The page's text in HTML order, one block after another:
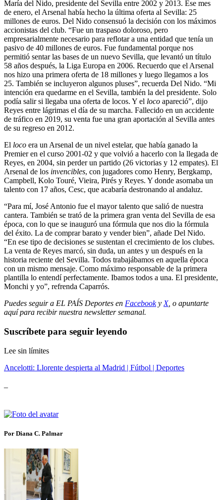
María del Nido, presidente del Sevilla entre 2002 y 2013. Ese mes
de enero, el Arsenal había hecho la última oferta al Sevilla: 25
millones de euros. Del Nido consensuó la decisión con los máximos
accionistas del club. “Fue un traspaso doloroso, pero
empresarialmente necesario para reflotar a una entidad que tenía un
pasivo de 40 millones de euros. Fue fundamental porque nos
permitió sentar las bases de un nuevo Sevilla, que levantó un título
58 años después, la Liga Europa en 2006. Recuerdo que el Arsenal
nos hizo una primera oferta de 18 millones y luego llegamos a los
25. También se incluyeron algunos pluses”, recuerda Del Nido. “Mi
intención era quedarme en el Sevilla, también la del presidente. Solo
podía salir si llegaba una oferta de locos. Y el loco apareció”, dijo
Reyes entre lágrimas el día de su marcha. Fallecido en un accidente
de tráfico en 2019, su venta fue una gran aportación al Sevilla antes
de su regreso en 2012.
El loco era un Arsenal de un nivel estelar, que había ganado la
Premier en el curso 2001-02 y que volvió a hacerlo con la llegada de
Reyes, en 2004, sin perder un partido (26 victorias y 12 empates). El
Arsenal de los invencibles, con jugadores como Henry, Bergkamp,
Campbell, Kolo Touré, Vieira, Pirés y Reyes. Y donde asomaba un
talento con 17 años, Cesc, que acabaría destronando al andaluz.
“Para mí, José Antonio fue el mayor talento que salió de nuestra
cantera. También se trató de la primera gran venta del Sevilla de esa
época, con lo que se inauguró una fórmula que nos dio la fórmula
del éxito. La de comprar barato y vender bien”, añade Del Nido.
“En ese tipo de decisiones se sustentan el crecimiento de los clubes.
La venta de Reyes marcó, sin duda, un antes y un después en la
historia reciente del Sevilla. Todos trabajábamos en aquella época
con un mismo mensaje. Como máximo responsable de la primera
plantilla lo entendí perfectamente. Ibamos todos a una. El presidente,
Monchi y yo”, refrenda Caparrós.
Puedes seguir a EL PAÍS Deportes en Facebooky X, o apuntarte
aquí para recibirnuestra newsletter semanal.
Suscríbete para seguir leyendo
Lee sin límites
Ancelotti: Llorente despierta al Madrid | Fútbol | Deportes
Por Diana C. Palmar